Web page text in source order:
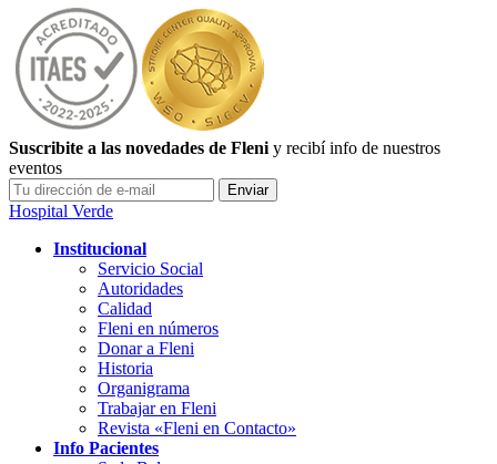
Suscribite a las novedades de Fleni y recibí info de nuestros
eventos
Hospital Verde
Institucional
Servicio Social
Autoridades
Calidad
Fleni en números
Donar a Fleni
Historia
Organigrama
Trabajar en Fleni
Revista «Fleni en Contacto»
Info Pacientes